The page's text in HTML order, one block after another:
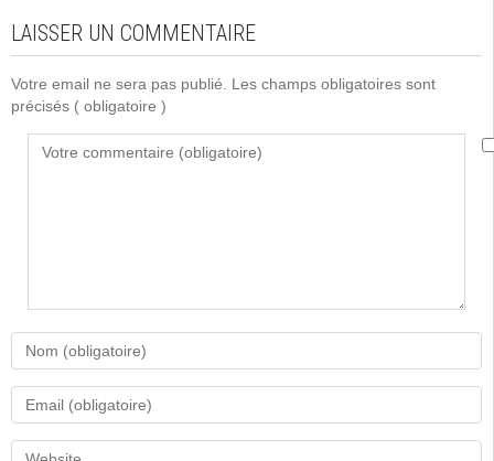
LAISSER UN COMMENTAIRE
Votre email ne sera pas publié. Les champs obligatoires sont
précisés ( obligatoire )